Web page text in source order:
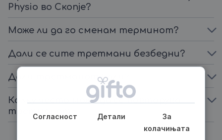
Physio во Скопје?
Може ли да го сменам терминот?
Дали се сите третмани безбедни?
Дали третманот боли?
Колку често може да се повторува
третманот?
Согласност Детали
За
колачињата